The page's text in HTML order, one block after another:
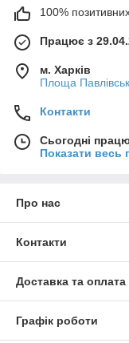
100% позитивних
Працює з
м. Харків
Площа
Контакти
Сьогодні
Показати весь
Про нас
Контакти
Доставка та оплата
Графік роботи